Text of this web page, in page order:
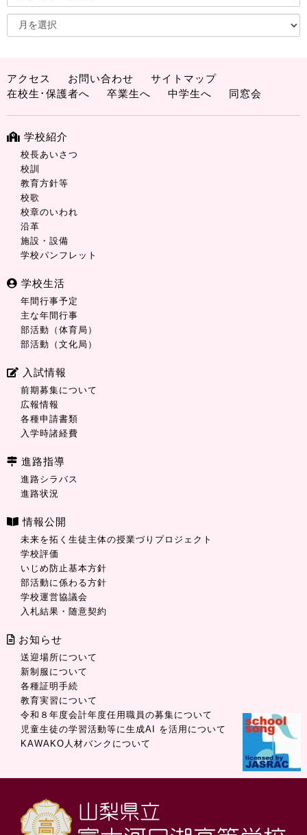
アクセス お問い合わせ
サイトマップ
在校生･保護者へ
卒業生へ 中学生へ 同窓会
学校紹介
校長あいさつ
校訓
教育方針等
校歌
校章のいわれ
沿革
施設・設備
学校パンフレット
学校生活
年間行事予定
主な年間行事
部活動（体育局）
部活動（文化局）
入試情報
前期募集について
広報情報
各種申請書類
入学時諸経費
進路指導
進路シラバス
進路状況
情報公開
未来を拓く生徒主体の授業づりプロジェクト
学校評価
いじめ防止基本方針
部活動に係わる方針
学校運営協議会
入札結果・随意契約
お知らせ
送迎場所について
新制服について
各種証明手続
教育実習について
令和８年度会計年度任用職員の募集について
児童生徒の学習活動等に生成AI を活用について
KAWAKO人材バンクについて